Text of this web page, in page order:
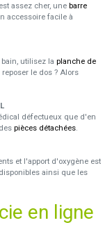
assez cher, une barre
accessoire facile à
utilisez la planche de
le dos ? Alors
défectueux que d'en
pièces détachées.
et l'apport d'oxygène est
disponibles ainsi que les
en ligne